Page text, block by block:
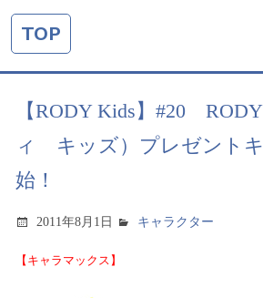
TOP
【RODY Kids】#20
ィ キッズ）プレゼント
始！
2011年8月1日 キャラクター
【キャラマックス】